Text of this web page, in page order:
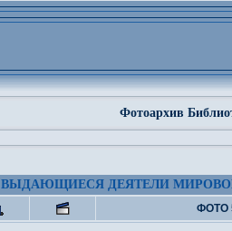
Фотоархив
ВЫДАЮЩИЕСЯ ДЕЯТЕЛИ
ФОТО